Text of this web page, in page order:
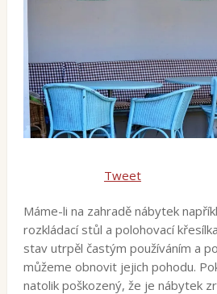
Tweet
Máme-li na zahradě nábytek
rozkládací stůl a polohovací
stav utrpěl častým používáním a
můžeme obnovit jejich pohodu.
natolik poškozený, že je nábytek